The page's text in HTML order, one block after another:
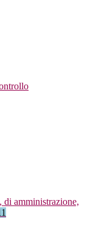
amministrazione,